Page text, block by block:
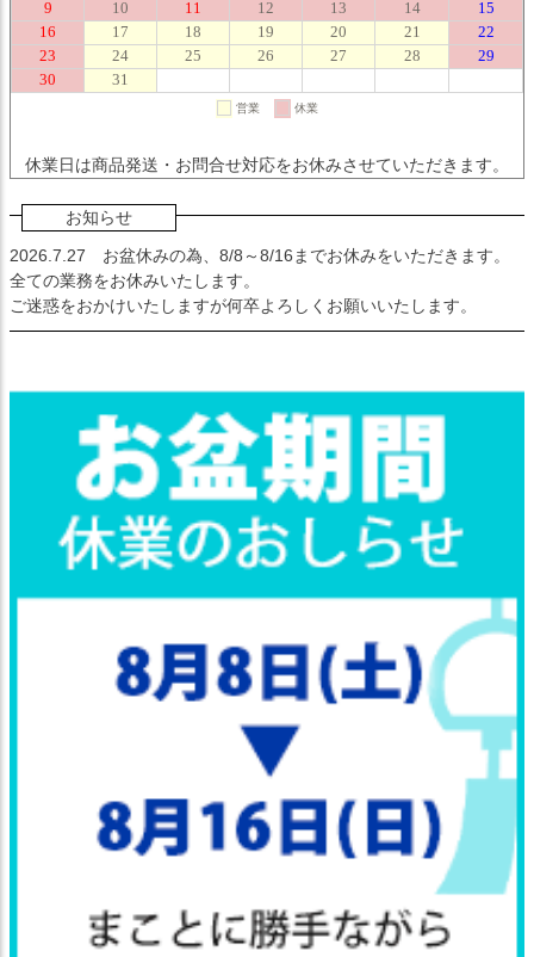
休業日は商品発送・お問合せ対応をお休みさせていただきます。
お知らせ
2026.7.27 お盆休みの為、8/8～8/16までお休みをいただきます。
全ての業務をお休みいたします。
ご迷惑をおかけいたしますが何卒よろしくお願いいたします。